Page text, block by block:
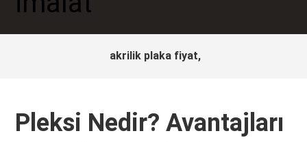
akrilik plaka fiyat,
Pleksi Nedir? Avantajları